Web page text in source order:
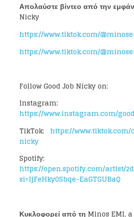
Απολαύστε βίντεο από την
Nicky
https://www.tiktok.com/
https://www.tiktok.com/
Follow Good Job Nicky on:
Instagram:
https://www.instagram.com/
TikTok: https://
nicky
Spotify:
https://open.spotify.com/artist/
si=IjFeHky0Sbqe-EaGTGUBaQ
Κυκλοφορεί από τη Minos EMI,